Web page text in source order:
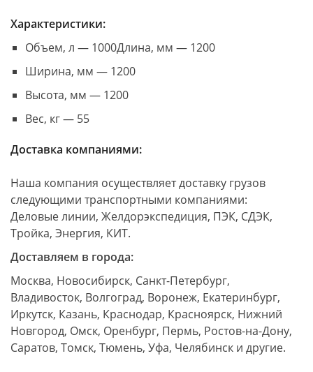
Характеристики:
Объем, л — 1000Длина, мм — 1200
Ширина, мм — 1200
Высота, мм — 1200
Вес, кг — 55
Доставка компаниями:
Наша компания осуществляет доставку грузов
следующими транспортными компаниями:
Деловые линии, Желдорэкспедиция, ПЭК, СДЭК,
Тройка, Энергия, КИТ.
Доставляем в города:
Москва, Новосибирск, Санкт-Петербург,
Владивосток, Волгоград, Воронеж, Екатеринбург,
Иркутск, Казань, Краснодар, Красноярск, Нижний
Новгород, Омск, Оренбург, Пермь, Ростов-на-Дону,
Саратов, Томск, Тюмень, Уфа, Челябинск и другие.